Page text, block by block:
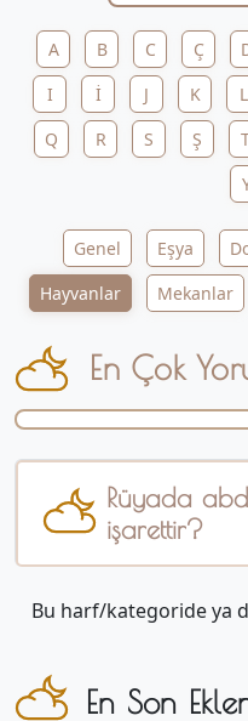
A B C Ç
I
İ J K L
Q
R S Ş
Genel Eşya
Hayvanlar
Mekanlar
En Çok
Rüyada
işarettir?
Bu harf/kategoride ya
En Son